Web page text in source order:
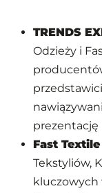
TRENDS
Odzieży i
prezentację
Fast Textile
Tekstyliów,
kluczowych